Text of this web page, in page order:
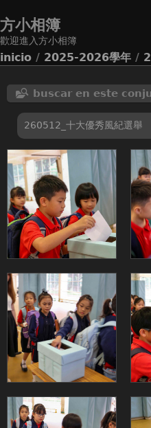
方小相簿
歡迎進入方小相簿
inicio / 2025-2026學年 /
buscar en este
260512_十大優秀風紀選舉